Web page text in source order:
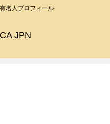
名人プロフィール
JPN